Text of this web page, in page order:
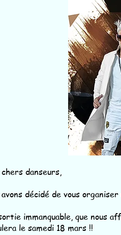
danseurs,
avons décidé de vous
immanquable, que nous
le samedi 18 mars !!